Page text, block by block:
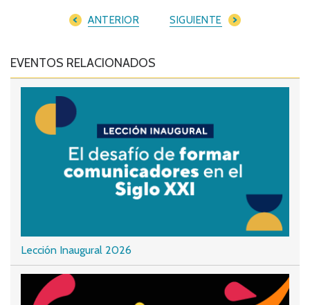
ANTERIOR SIGUIENTE
EVENTOS RELACIONADOS
Lección Inaugural 2026